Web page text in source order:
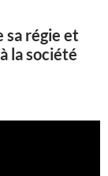
sa régie et
la société